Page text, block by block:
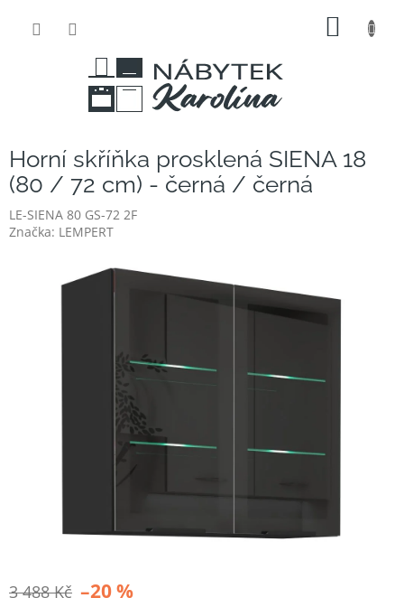
Horní skříňka prosklená SIENA 18
(80 / 72 cm) - černá / černá
LE-SIENA 80 GS-72 2F
Značka: LEMPERT
3 488 Kč –20 %